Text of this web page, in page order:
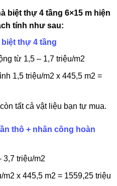
biệt thự 4 tầng 6×15 m hiện
tính như sau:
thự 4 tầng
từ 1,5 – 1,7 triệu/m2
1,5 triệu/m2 x 445,5 m2 =
tất cả vật liệu bạn tự mua.
thô + nhân công hoàn
triệu/m2
x 445,5 m2 = 1559,25 triệu